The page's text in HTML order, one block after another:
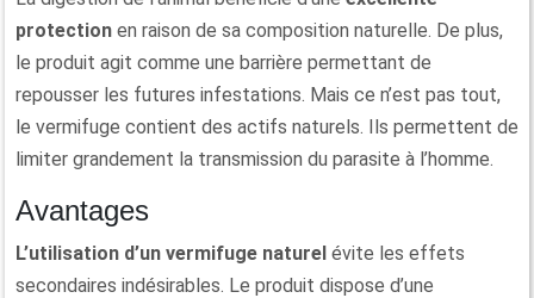
protection en raison de sa composition naturelle. De plus,
le produit agit comme une barrière permettant de
repousser les futures infestations. Mais ce n’est pas tout,
le vermifuge contient des actifs naturels. Ils permettent de
limiter grandement la transmission du parasite à l’homme.
Avantages
L’utilisation d’un vermifuge naturel évite les effets
secondaires indésirables. Le produit dispose d’une